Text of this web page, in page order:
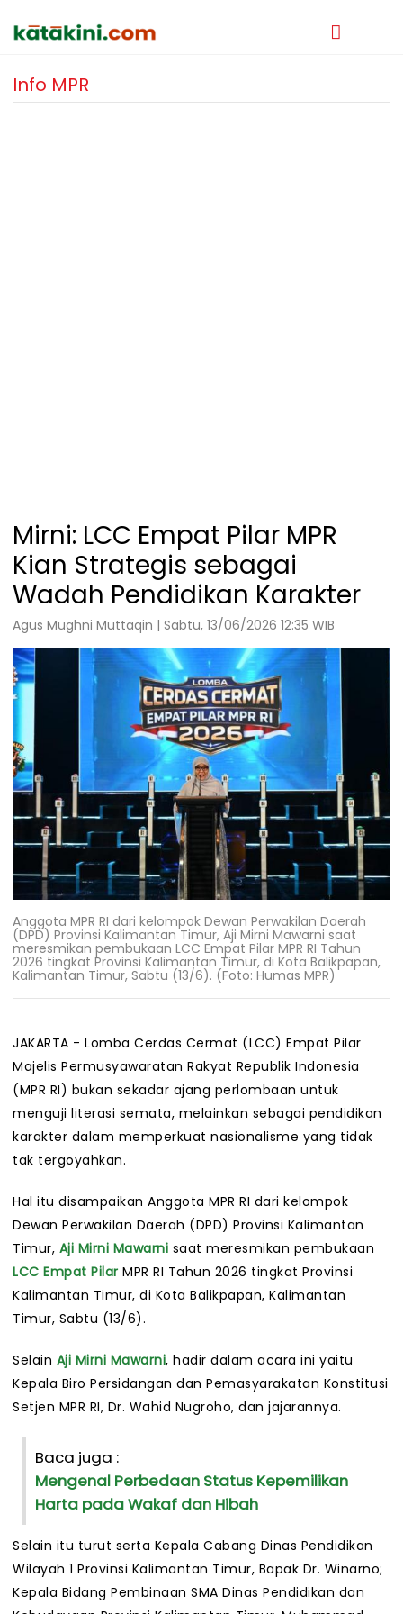
Info MPR
Mirni: LCC Empat Pilar MPR
Kian Strategis sebagai
Wadah Pendidikan Karakter
Agus Mughni Muttaqin | Sabtu, 13/06/2026 12:35 WIB
Anggota MPR RI dari kelompok Dewan Perwakilan Daerah
(DPD) Provinsi Kalimantan Timur, Aji Mirni Mawarni saat
meresmikan pembukaan LCC Empat Pilar MPR RI Tahun
2026 tingkat Provinsi Kalimantan Timur, di Kota Balikpapan,
Kalimantan Timur, Sabtu (13/6). (Foto: Humas MPR)
JAKARTA - Lomba Cerdas Cermat (LCC) Empat Pilar
Majelis Permusyawaratan Rakyat Republik Indonesia
(MPR RI) bukan sekadar ajang perlombaan untuk
menguji literasi semata, melainkan sebagai pendidikan
karakter dalam memperkuat nasionalisme yang tidak
tak tergoyahkan.
Hal itu disampaikan Anggota MPR RI dari kelompok
Dewan Perwakilan Daerah (DPD) Provinsi Kalimantan
Timur, Aji Mirni Mawarni saat meresmikan pembukaan
LCC Empat Pilar MPR RI Tahun 2026 tingkat Provinsi
Kalimantan Timur, di Kota Balikpapan, Kalimantan
Timur, Sabtu (13/6).
Selain Aji Mirni Mawarni, hadir dalam acara ini yaitu
Kepala Biro Persidangan dan Pemasyarakatan Konstitusi
Setjen MPR RI, Dr. Wahid Nugroho, dan jajarannya.
Baca juga :
Mengenal Perbedaan Status Kepemilikan
Harta pada Wakaf dan Hibah
Selain itu turut serta Kepala Cabang Dinas Pendidikan
Wilayah 1 Provinsi Kalimantan Timur, Bapak Dr. Winarno;
Kepala Bidang Pembinaan SMA Dinas Pendidikan dan